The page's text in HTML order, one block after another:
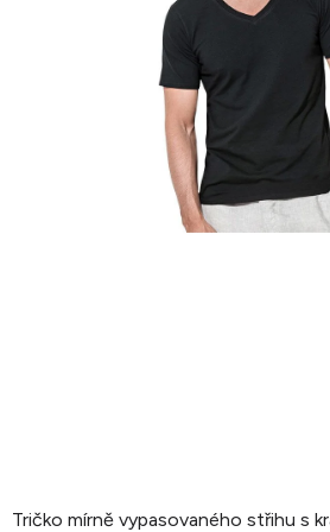
Tričko mírně vypasovaného střihu s